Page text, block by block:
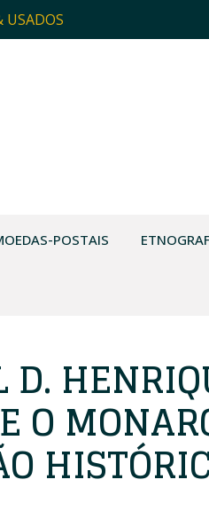
USADOS
POSTAIS
D.
O